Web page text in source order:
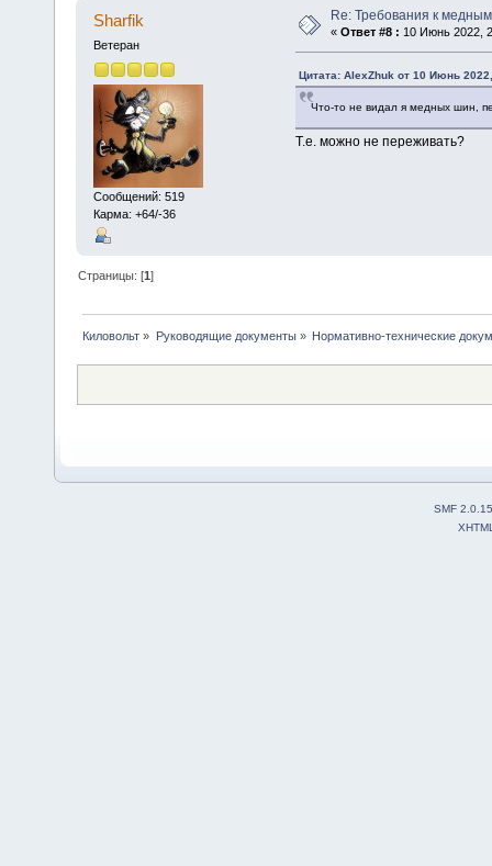
Sharfik
Ветеран
Сообщений: 519
Карма: +64/-36
Re: Требования к
« Ответ #8 : 10 Июнь 2022,
Цитата: AlexZhuk от 10 Июнь
Что-то не видал я медных шин,
Т.е. можно не переживать?
Страницы: [1]
Киловольт » Руководящие документы» Нормативно-технические
SMF 2.0.15